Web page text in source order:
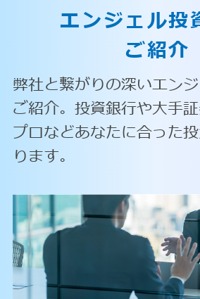
エンジェル投
ご紹介
弊社と繋がりの深いエン
ご紹介。投資銀行や大手
プロなどあなたに合った
ります。